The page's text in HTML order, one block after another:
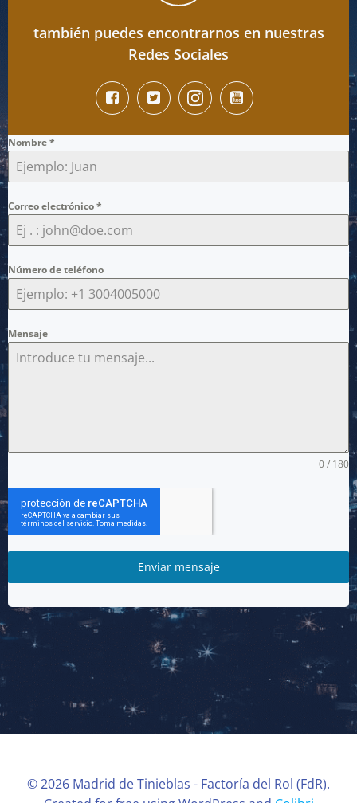
también puedes encontrarnos en nuestras
Redes Sociales
Nombre*
Correo electrónico*
Número de teléfono
Mensaje
0 / 180
Enviar mensaje
© 2026 Madrid de Tinieblas - Factoría del Rol (FdR).